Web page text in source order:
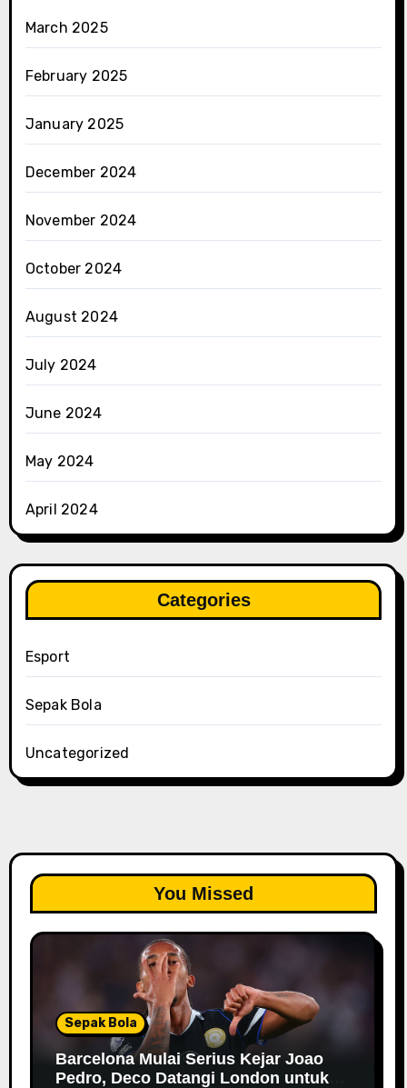
March 2025
February 2025
January 2025
December 2024
November 2024
October 2024
August 2024
July 2024
June 2024
May 2024
April 2024
Categories
Esport
Sepak Bola
Uncategorized
You Missed
Sepak Bola
Barcelona Mulai Serius Kejar Joao
Pedro, Deco Datangi London untuk